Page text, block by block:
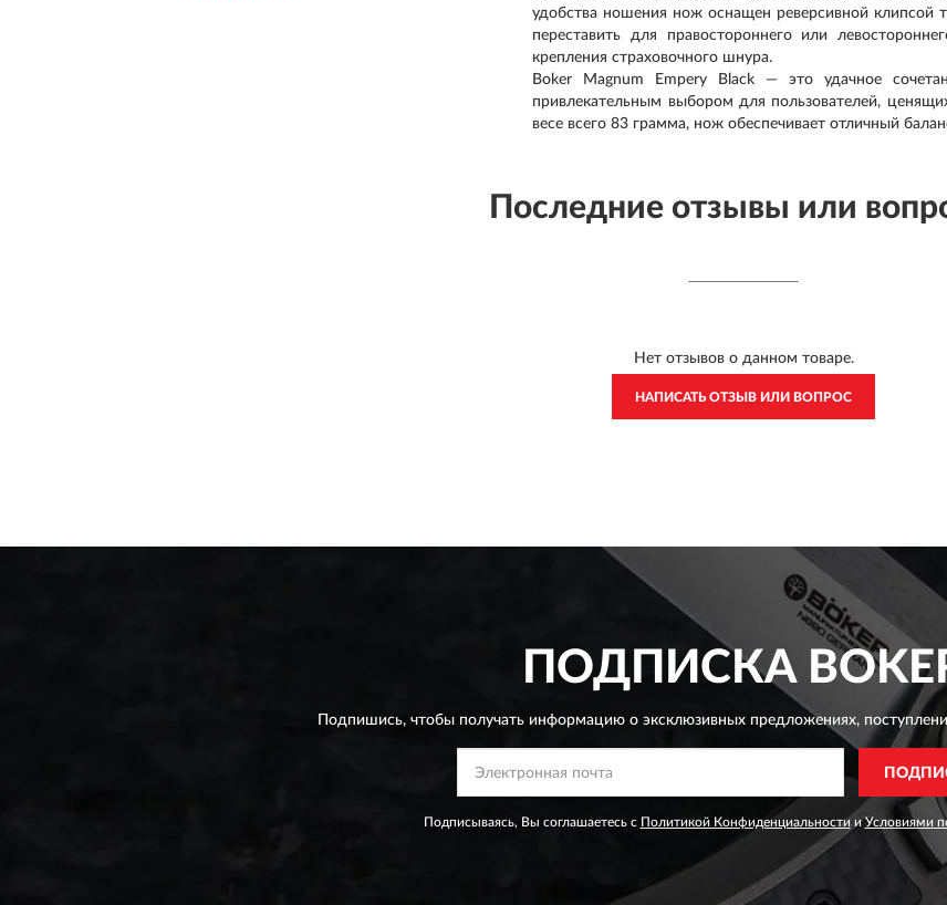
удобства ношения нож оснащен реверсивной
переставить для правостороннего или
крепления страховочного шнура.
Boker Magnum Empery Black — это удачное
привлекательным выбором для пользователей,
весе всего 83 грамма, нож обеспечивает отличный
Последние отзывы или
Нет отзывов о данном товаре.
НАПИСАТЬ ОТЗЫВ ИЛИ ВОПРОС
ПОДПИСКА
Подпишись, чтобы получать информацию о эксклюзивных предложениях,
Подписываясь, Вы соглашаетесь с Политикой Конфиденциальности иУсловиями